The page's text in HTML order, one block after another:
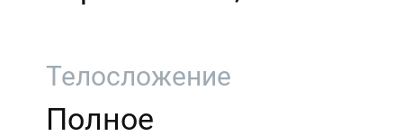
Телосложение
Полное